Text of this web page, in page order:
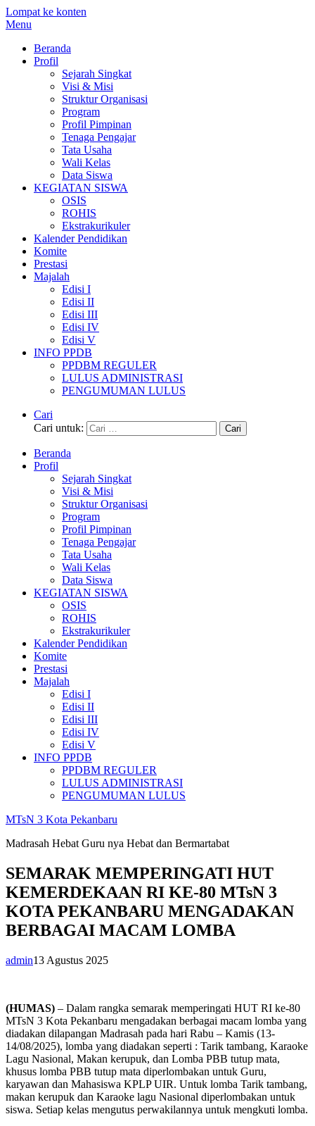
Lompat ke konten
Menu
Beranda
Profil
Sejarah Singkat
Visi & Misi
Struktur Organisasi
Program
Profil Pimpinan
Tenaga Pengajar
Tata Usaha
Wali Kelas
Data Siswa
KEGIATAN SISWA
OSIS
ROHIS
Ekstrakurikuler
Kalender Pendidikan
Komite
Prestasi
Majalah
Edisi I
Edisi II
Edisi III
Edisi IV
Edisi V
INFO PPDB
PPDBM REGULER
LULUS ADMINISTRASI
PENGUMUMAN LULUS
Cari
Cari untuk:
Beranda
Profil
Sejarah Singkat
Visi & Misi
Struktur Organisasi
Program
Profil Pimpinan
Tenaga Pengajar
Tata Usaha
Wali Kelas
Data Siswa
KEGIATAN SISWA
OSIS
ROHIS
Ekstrakurikuler
Kalender Pendidikan
Komite
Prestasi
Majalah
Edisi I
Edisi II
Edisi III
Edisi IV
Edisi V
INFO PPDB
PPDBM REGULER
LULUS ADMINISTRASI
PENGUMUMAN LULUS
MTsN 3 Kota Pekanbaru
Madrasah Hebat Guru nya Hebat dan Bermartabat
SEMARAK MEMPERINGATI HUT
KEMERDEKAAN RI KE-80 MTsN 3
KOTA PEKANBARU MENGADAKAN
BERBAGAI MACAM LOMBA
admin13 Agustus 2025
(HUMAS) – Dalam rangka semarak memperingati HUT RI ke-80
MTsN 3 Kota Pekanbaru mengadakan berbagai macam lomba yang
diadakan dilapangan Madrasah pada hari Rabu – Kamis (13-
14/08/2025), lomba yang diadakan seperti : Tarik tambang, Karaoke
Lagu Nasional, Makan kerupuk, dan Lomba PBB tutup mata,
khusus lomba PBB tutup mata diperlombakan untuk Guru,
karyawan dan Mahasiswa KPLP UIR. Untuk lomba Tarik tambang,
makan kerupuk dan Karaoke lagu Nasional diperlombakan untuk
siswa. Setiap kelas mengutus perwakilannya untuk mengkuti lomba.